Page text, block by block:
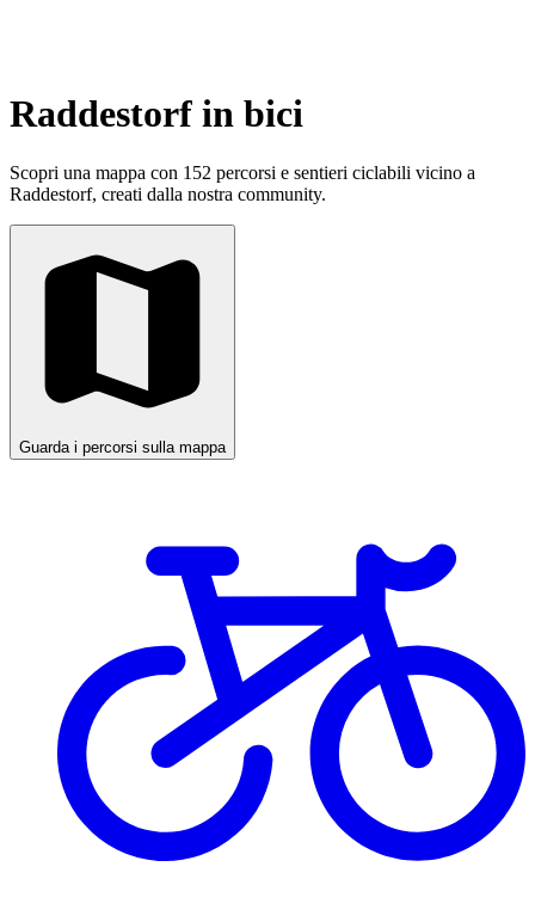
Raddestorf in bici
Scopri una mappa con 152 percorsi e sentieri ciclabili vicino a
Raddestorf, creati dalla nostra community.
Guarda i percorsi sulla mappa